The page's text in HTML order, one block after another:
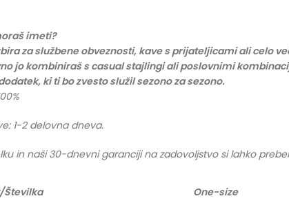
imeti?
za službene obveznosti, kave s prijateljicami ali celo
jo kombiniraš s casual stajlingi ali poslovnimi
ki ti bo zvesto služil sezono za sezono.
1-2 delovna dneva.
in naši 30-dnevni garanciji na zadovoljstvo si lahko
Številka One-size